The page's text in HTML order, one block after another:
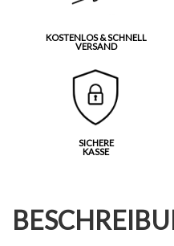
KOSTENLOS & SCHNELL
VERSAND
SICHERE
KASSE